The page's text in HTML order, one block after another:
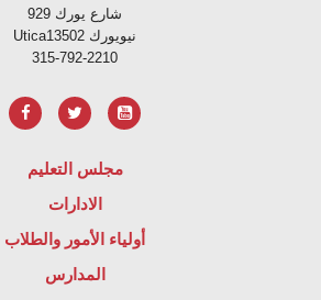
929 شارع يورك
Uticaنيويورك 13502
315-792-2210
مجلس التعليم
الادارات
أولياء الأمور والطلاب
المدارس